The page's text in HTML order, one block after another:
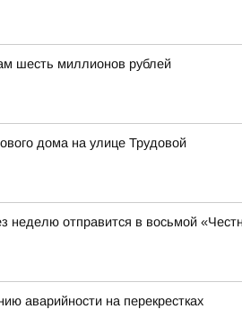
шесть миллионов рублей
дома на улице Трудовой
неделю отправится в восьмой
аварийности на перекрестках